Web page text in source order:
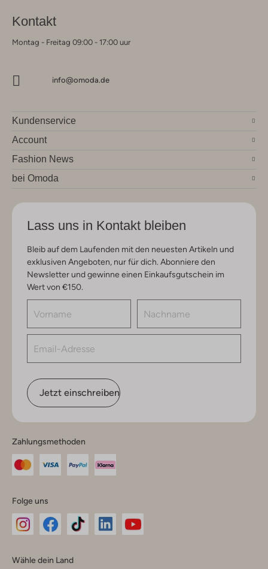
Kontakt
Montag - Freitag 09:00 - 17:00 uur
info@omoda.de
Kundenservice
Account
Fashion News
bei Omoda
Lass uns in Kontakt bleiben
Bleib auf dem Laufenden mit den neuesten Artikeln und
exklusiven Angeboten, nur für dich. Abonniere den
Newsletter und gewinne einen Einkaufsgutschein im
Wert von €150.
Jetzt einschreiben
Zahlungsmethoden
Folge uns
Wähle dein Land